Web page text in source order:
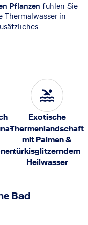
Pflanzen fühlen Sie
Thermalwasser in
Exotische
Thermenlandschaft
mit Palmen &
türkisglitzerndem
Heilwasser
Bad